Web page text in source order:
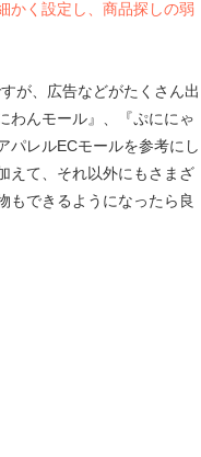
かく設定し、商品探しの弱
が、広告などがたくさん出
わんモール』、『ぷににゃ
パレルECモールを参考にし
えて、それ以外にもさまざ
もできるようになったら良